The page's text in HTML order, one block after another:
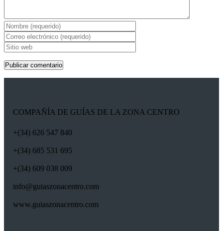
COMPAÑÍA DE GUÍAS DE LA ZONA CENTRO
+(34) 626 547 840
+(34) 685 531 695
+(34) 609 038 009
info@guiaszonacentro.com
www.guiaszonacentro.com